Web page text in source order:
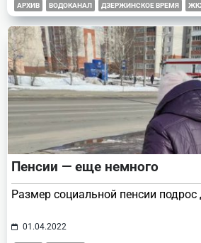
АРХИВ ВОДОКАНАЛ ДЗЕРЖИНСКОЕ ВРЕМЯ
Пенсии — еще немного
Размер социальной пенсии подрос
01.04.2022